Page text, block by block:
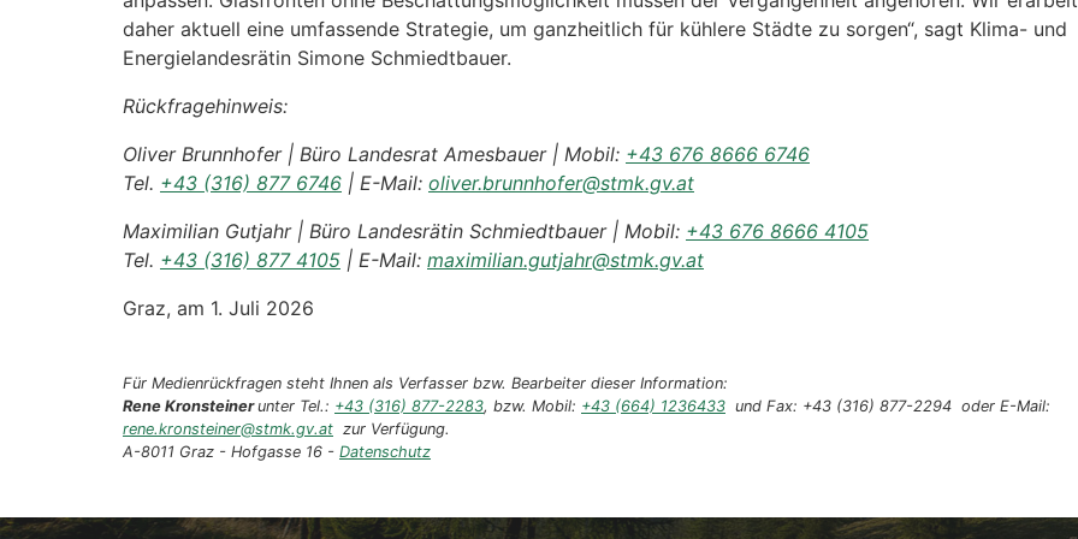
daher aktuell eine umfassende Strategie, um ganzheitlich für kühlere Städte zu sorgen“, sagt Klima- und
Energielandesrätin Simone Schmiedtbauer.
Rückfragehinweis:
Oliver Brunnhofer | Büro Landesrat Amesbauer | Mobil: +43 676 8666 6746
Tel. +43 (316) 877 6746 | E-Mail: oliver.brunnhofer@stmk.gv.at
Maximilian Gutjahr | Büro Landesrätin Schmiedtbauer | Mobil: +43 676 8666 4105
Tel. +43 (316) 877 4105 | E-Mail: maximilian.gutjahr@stmk.gv.at
Graz, am 1. Juli 2026
Für Medienrückfragen steht Ihnen als Verfasser bzw. Bearbeiter dieser Information:
Rene Kronsteinerunter Tel.: +43 (316) 877-2283, bzw. Mobil: +43 (664) 1236433 und Fax: +43 (316) 877-2294 oder E-Mail:
rene.kronsteiner@stmk.gv.at zur Verfügung.
A-8011 Graz - Hofgasse 16 - Datenschutz